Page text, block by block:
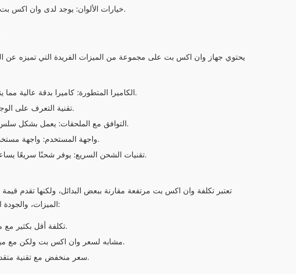
خيارات الألوان: يوجد لدى وان اكس بت خيارات ألوان متنوعة تناسب جميع الأذواق.
الكاميرا المتطورة: كاميرا بدقة عالية مما يتيح تصوير صور ومقاطع فيديو عالية الجودة.
تقنية التعرف على الوجه: توفر أمانًا إضافيًا وسهولة في فتح القفل.
التوافق مع الملحقات: يعمل بشكل سلس مع مجموعة متنوعة من الملحقات التقنية.
واجهة المستخدم: واجهة مستخدم سلسة وسهلة الاستخدام مقارنة بالبدائل.
تقنيات الشحن السريع: يوفر شحنًا سريعًا يساعد على توفير الوقت أثناء الاستخدام اليومي.
الميزات، والجودة السعر النهائي. إليك مقارنة لتكاليف بعض البدائل:
جهاز هuawei P40: تكلفة أقل بكثير مع ميزات متوسطة الجودة.
جهاز سامسونج Galaxy S21: مشابه لسعر وان اكس بت ولكن مع ميزات مختلفة.
جهاز Xiaomi Mi 11: سعر منخفض مع تقنية متقدمة ولكن بأداء أضعف.